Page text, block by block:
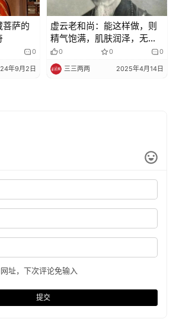
菩萨的
0
年9月2日
虚云老和尚：能这样做，则
精气饱满，肌肤润泽，无病
长命
0 0 0
三三两两 2025年4月14日
址，下次评论免输入
提交